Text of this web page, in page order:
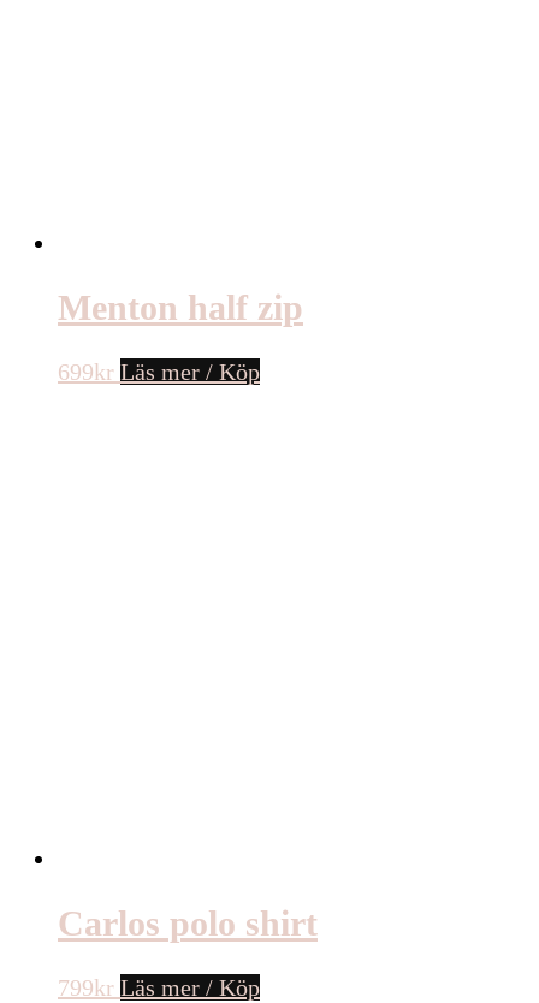
Menton half zip
699kr Läs mer / Köp
Carlos polo shirt
799kr Läs mer / Köp